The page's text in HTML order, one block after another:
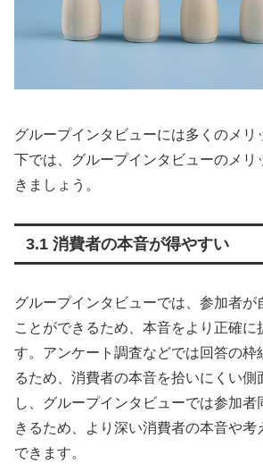
グループインタビューには多くのメリ
下では、グループインタビューのメリ
きましょう。
3.1 消費者の本音が得やすい
グループインタビューでは、参加者が
ことができるため、本音をより正確に
す。アンケート調査などでは回答の枠
るため、消費者の本音を拾いにくい側
し、グループインタビューでは参加
きるため、より深い消費者の本音や考
できます。